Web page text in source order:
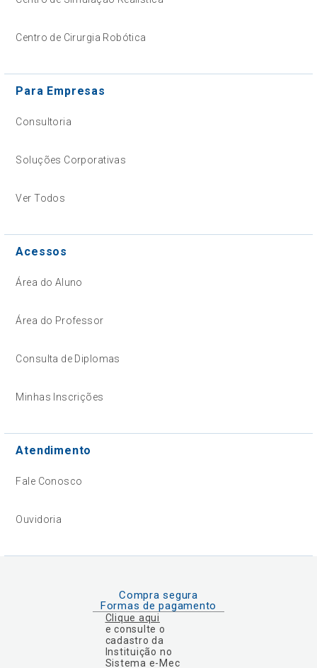
Centro de Cirurgia Robótica
Para Empresas
Consultoria
Soluções Corporativas
Ver Todos
Acessos
Área do Aluno
Área do Professor
Consulta de Diplomas
Minhas Inscrições
Atendimento
Fale Conosco
Ouvidoria
Compra segura
Formas de pagamento
Clique aqui
e consulte o
cadastro da
Instituição no
Sistema e-Mec